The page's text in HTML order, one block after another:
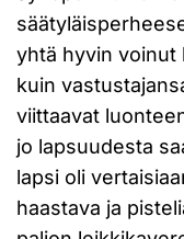
yhtä hyvin voinut
kuin
viittaavat
jo lapsuudesta
lapsi oli
haastava ja